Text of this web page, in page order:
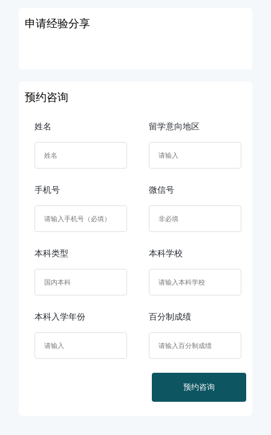
申请经验分享
预约咨询
姓名 留学意向地区
手机号 微信号
本科类型 本科学校
本科入学年份 百分制成绩
预约咨询